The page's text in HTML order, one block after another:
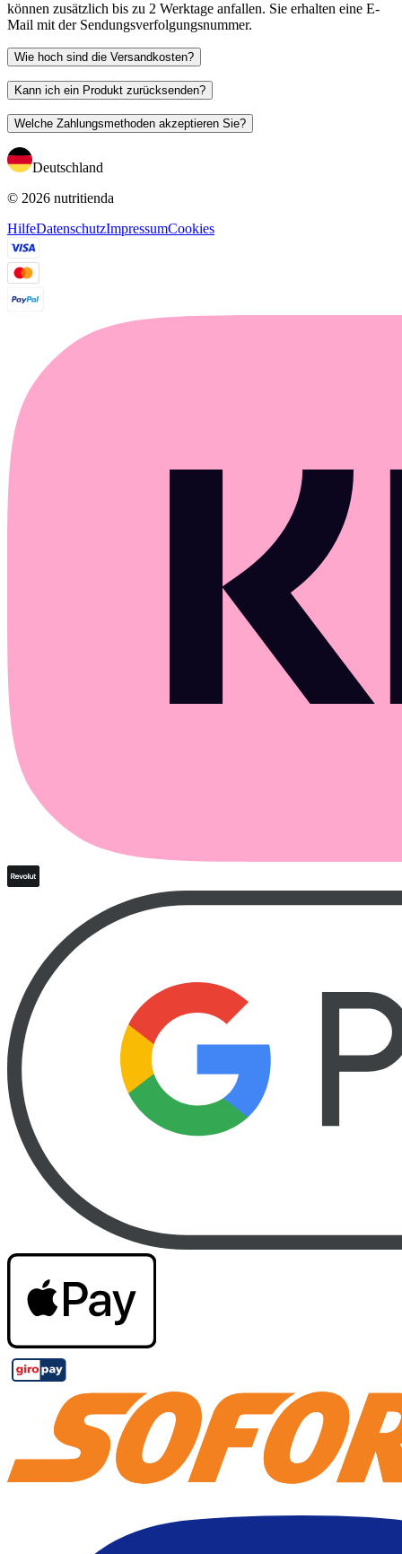
können zusätzlich bis zu 2 Werktage anfallen. Sie erhalten eine E-
Mail mit der Sendungsverfolgungsnummer.
Wie hoch sind die Versandkosten?
Kann ich ein Produkt zurücksenden?
Welche Zahlungsmethoden akzeptieren Sie?
Deutschland
© 2026 nutritienda
HilfeDatenschutzImpressumCookies